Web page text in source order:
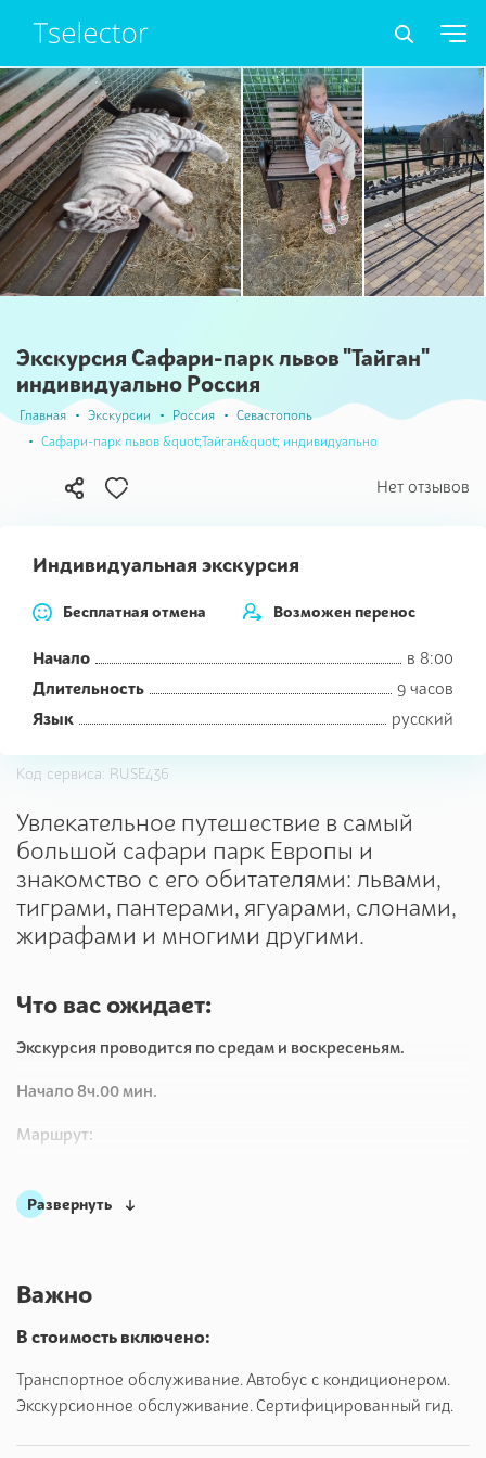
Экскурсия Сафари-парк львов "Тайган"
индивидуально Россия
Главная Экскурсии Россия
Севастополь
Сафари-парк львов &quot;Тайган&quot; индивидуально
Нет отзывов
Индивидуальная экскурсия
Бесплатная отмена Возможен перенос
Начало
в 8:00
Длительность
9 часов
Язык
русский
Код сервиса: RUSE436
Увлекательное путешествие в самый
большой сафари парк Европы и
знакомство с его обитателями: львами,
тиграми, пантерами, ягуарами, слонами,
жирафами и многими другими.
Что вас ожидает:
Экскурсия проводится по средам и воскресеньям.
Начало 8ч.00 мин.
Маршрут:
Белогорск. Парк львов Тайган. 4 часа.
Как будет проходить наша экскурсия, что увидит и посетит
турист:
В 8ч. утра, от площади Нахимова мы отправляемся в
интереснейшее путешествие для знакомства с дикими
Развернуть
Важно
В стоимость включено:
Транспортное обслуживание. Автобус с кондиционером.
Экскурсионное обслуживание. Сертифицированный гид.